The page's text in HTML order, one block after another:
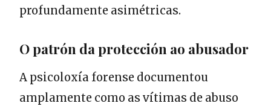
profundamente asimétricas.
O patrón da protección ao abusador
A psicoloxía forense documentou
amplamente como as vítimas de abuso